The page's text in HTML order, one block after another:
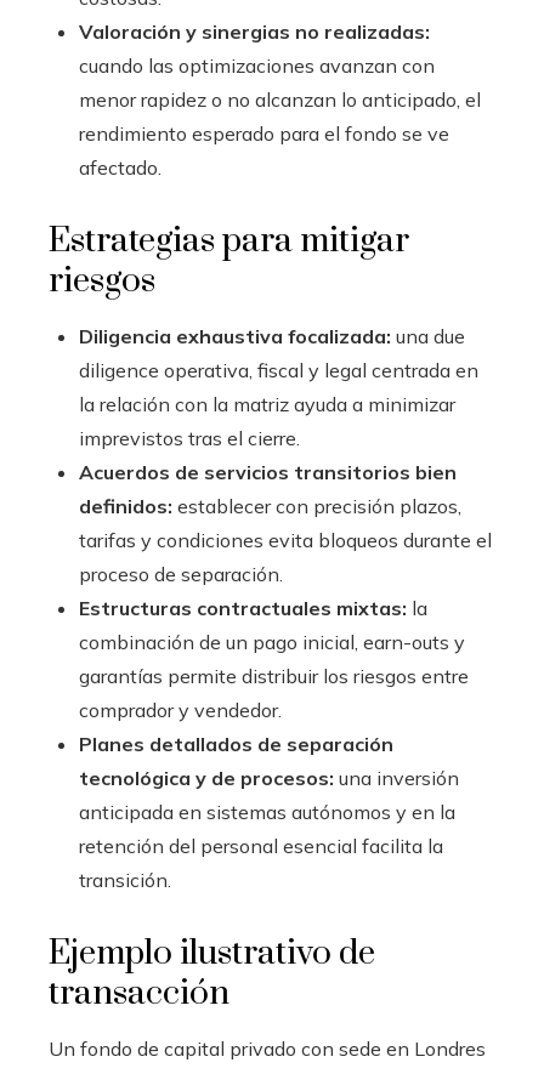
Valoración y sinergias no realizadas:
cuando las optimizaciones avanzan con
menor rapidez o no alcanzan lo anticipado, el
rendimiento esperado para el fondo se ve
afectado.
Estrategias para mitigar
riesgos
Diligencia exhaustiva focalizada: una due
diligence operativa, fiscal y legal centrada en
la relación con la matriz ayuda a minimizar
imprevistos tras el cierre.
Acuerdos de servicios transitorios bien
definidos: establecer con precisión plazos,
tarifas y condiciones evita bloqueos durante el
proceso de separación.
Estructuras contractuales mixtas: la
combinación de un pago inicial, earn-outs y
garantías permite distribuir los riesgos entre
comprador y vendedor.
Planes detallados de separación
tecnológica y de procesos: una inversión
anticipada en sistemas autónomos y en la
retención del personal esencial facilita la
transición.
Ejemplo ilustrativo de
transacción
Un fondo de capital privado con sede en Londres